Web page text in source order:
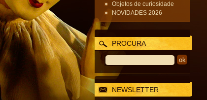
Objetos de curiosidade
NOVIDADES 2026
PROCURA
NEWSLETTER